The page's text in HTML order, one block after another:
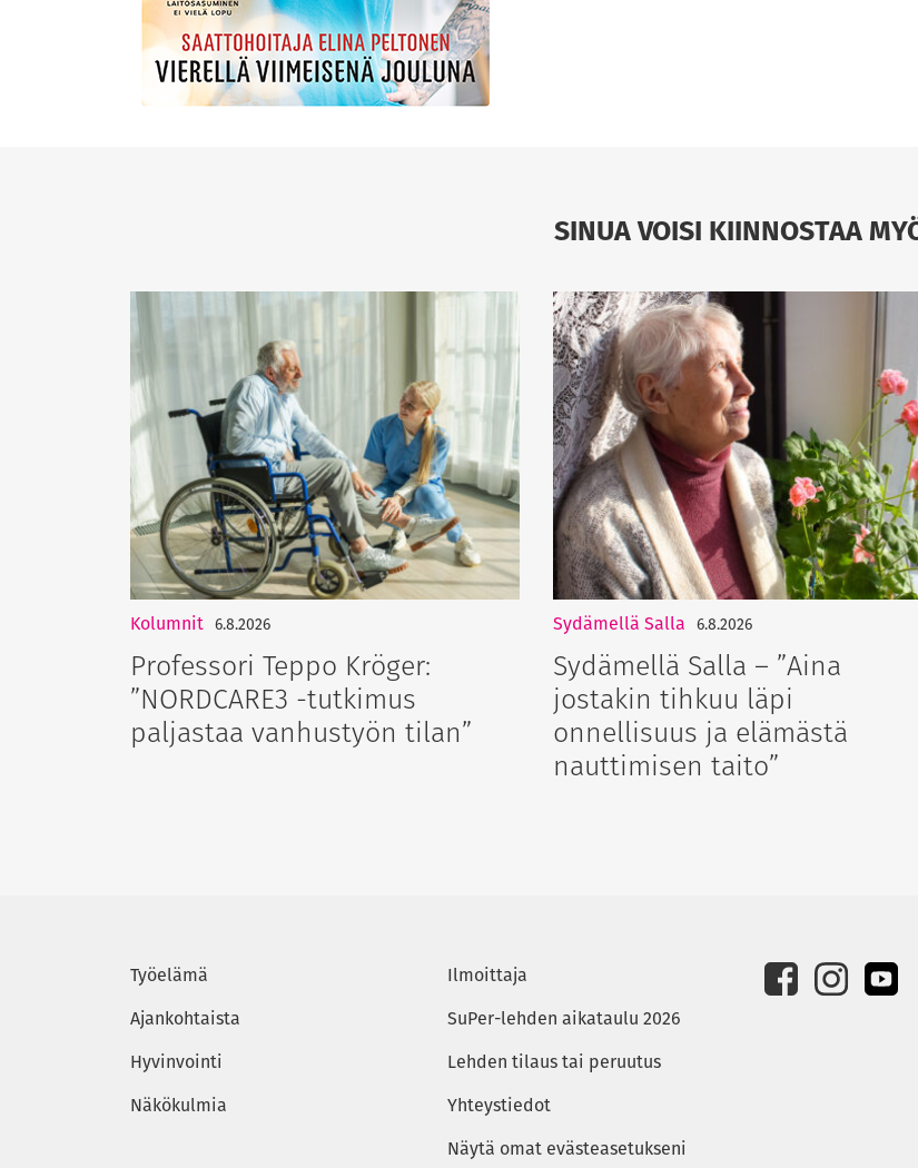
SINUA VOISI KIINNOSTAA
Kolumnit 6.8.2026
Professori Teppo Kröger:
”NORDCARE3 -tutkimus
paljastaa vanhustyön tilan”
Sydämellä Salla 6.8.2026
Sydämellä Salla – ”Aina
jostakin tihkuu läpi
onnellisuus ja elämästä
nauttimisen taito”
Työelämä
Ajankohtaista
Hyvinvointi
Näkökulmia
Ilmoittaja
SuPer-lehden aikataulu 2026
Lehden tilaus tai peruutus
Yhteystiedot
Näytä omat evästeasetukseni